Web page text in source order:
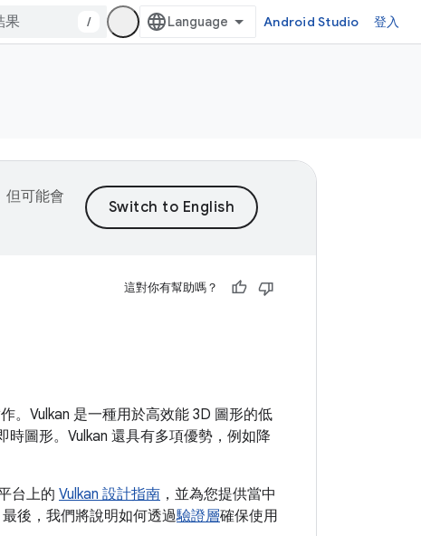
/ Android Studio 登入
但可能會
這對你有幫助嗎？
。Vulkan 是一種用於高效能 3D 圖形的低
圖形。Vulkan 還具有多項優勢，例如降
台上的 Vulkan 設計指南 ，並為您提供當中
最後，我們將說明如何透過驗證層確保使用